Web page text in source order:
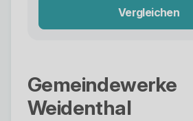
Vergleichen
Gemeindewerke
Weidenthal